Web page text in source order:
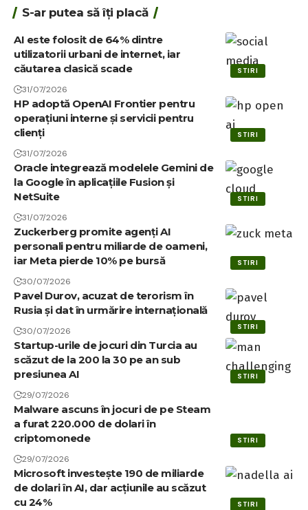
S-ar putea să îți placă
STIRI
AI este folosit de 64% dintre
utilizatorii urbani de internet, iar
căutarea clasică scade
31/07/2026
STIRI
HP adoptă OpenAI Frontier pentru
operațiuni interne și servicii pentru
clienți
31/07/2026
STIRI
Oracle integrează modelele Gemini de
la Google în aplicațiile Fusion și
NetSuite
31/07/2026
STIRI
Zuckerberg promite agenți AI
personali pentru miliarde de oameni,
iar Meta pierde 10% pe bursă
30/07/2026
STIRI
Pavel Durov, acuzat de terorism în
Rusia și dat în urmărire internațională
30/07/2026
STIRI
Startup-urile de jocuri din Turcia au
scăzut de la 200 la 30 pe an sub
presiunea AI
29/07/2026
STIRI
Malware ascuns în jocuri de pe Steam
a furat 220.000 de dolari în
criptomonede
29/07/2026
STIRI
Microsoft investește 190 de miliarde
de dolari în AI, dar acțiunile au scăzut
cu 24%